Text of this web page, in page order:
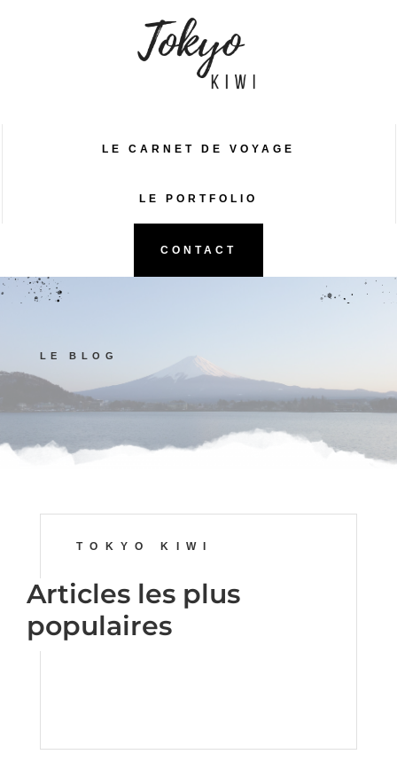
LE CARNET DE VOYAGE
LE PORTFOLIO
CONTACT
LE BLOG
TOKYO KIWI
Articles les plus
populaires